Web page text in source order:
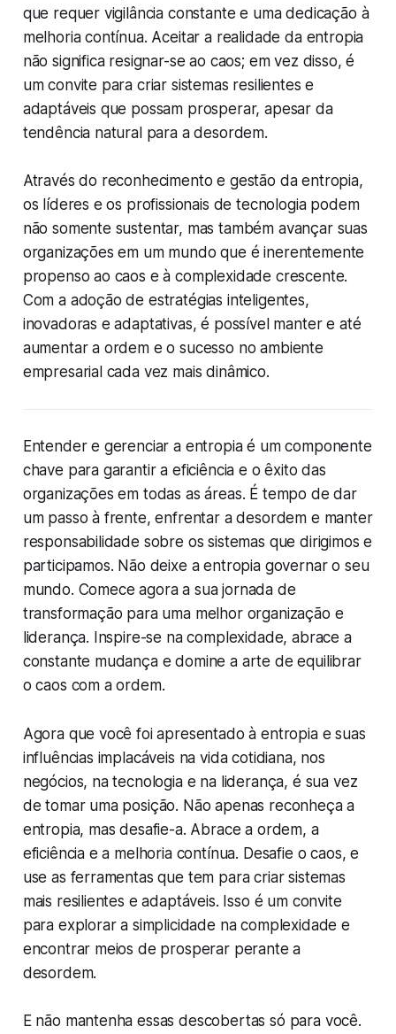
que requer vigilância constante e uma dedicação à
melhoria contínua. Aceitar a realidade da entropia
não significa resignar-se ao caos; em vez disso, é
um convite para criar sistemas resilientes e
adaptáveis que possam prosperar, apesar da
tendência natural para a desordem.
Através do reconhecimento e gestão da entropia,
os líderes e os profissionais de tecnologia podem
não somente sustentar, mas também avançar suas
organizações em um mundo que é inerentemente
propenso ao caos e à complexidade crescente.
Com a adoção de estratégias inteligentes,
inovadoras e adaptativas, é possível manter e até
aumentar a ordem e o sucesso no ambiente
empresarial cada vez mais dinâmico.
Entender e gerenciar a entropia é um componente
chave para garantir a eficiência e o êxito das
organizações em todas as áreas. É tempo de dar
um passo à frente, enfrentar a desordem e manter
responsabilidade sobre os sistemas que dirigimos e
participamos. Não deixe a entropia governar o seu
mundo. Comece agora a sua jornada de
transformação para uma melhor organização e
liderança. Inspire-se na complexidade, abrace a
constante mudança e domine a arte de equilibrar
o caos com a ordem.
Agora que você foi apresentado à entropia e suas
influências implacáveis na vida cotidiana, nos
negócios, na tecnologia e na liderança, é sua vez
de tomar uma posição. Não apenas reconheça a
entropia, mas desafie-a. Abrace a ordem, a
eficiência e a melhoria contínua. Desafie o caos, e
use as ferramentas que tem para criar sistemas
mais resilientes e adaptáveis. Isso é um convite
para explorar a simplicidade na complexidade e
encontrar meios de prosperar perante a
desordem.
E não mantenha essas descobertas só para você.